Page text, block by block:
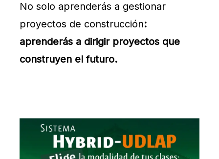
No solo aprenderás a gestionar
proyectos de construcción:
aprenderás a dirigir proyectos que
construyen el futuro.